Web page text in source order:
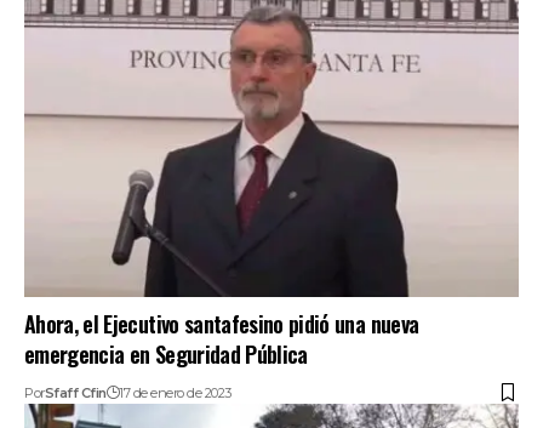
Ahora, el Ejecutivo santafesino pidió una nueva
emergencia en Seguridad Pública
PorSfaff Cfin 17 de enero de 2023